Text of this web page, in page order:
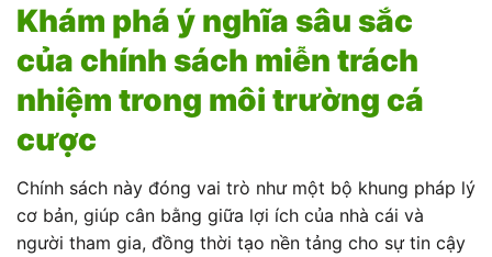
Khám phá ý nghĩa sâu sắc
của chính sách miễn trách
nhiệm trong môi trường cá
cược
Chính sách này đóng vai trò như một bộ khung pháp lý
cơ bản, giúp cân bằng giữa lợi ích của nhà cái và
người tham gia, đồng thời tạo nền tảng cho sự tin cậy